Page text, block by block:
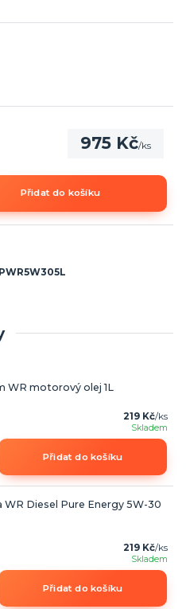
975 Kč/ks
Přidat do košíku
WR motorový olej 1L
219 Kč/ks
Skladem
Přidat do košíku
Diesel Pure Energy 5W-30
219 Kč/ks
Skladem
Přidat do košíku